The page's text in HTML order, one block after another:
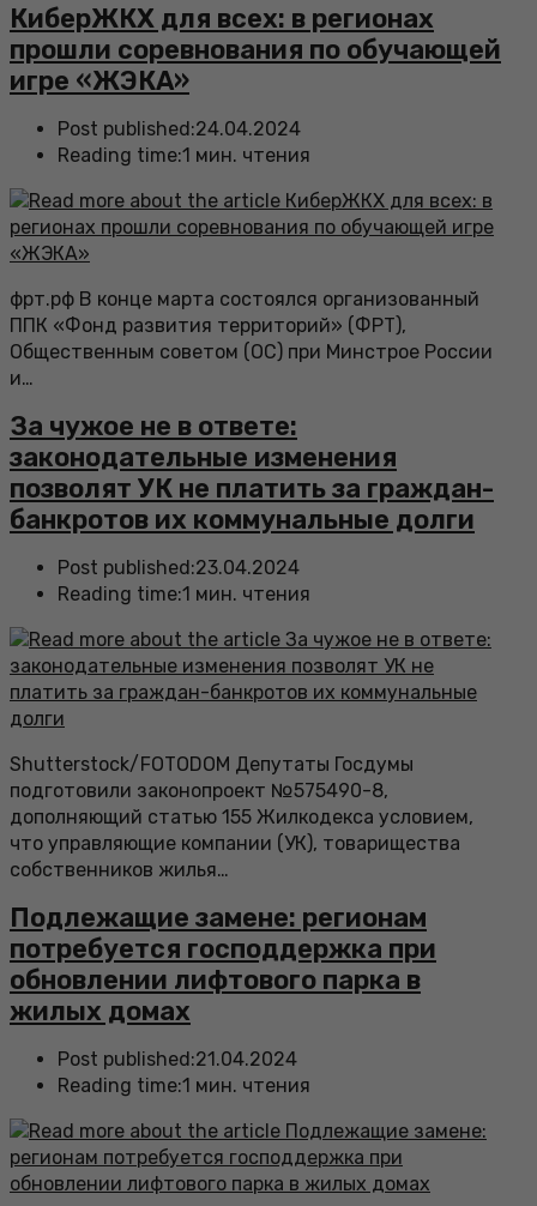
КиберЖКХ для всех: в регионах
прошли соревнования по обучающей
игре «ЖЭКА»
Post published:24.04.2024
Reading time:1 мин. чтения
фрт.рф В конце марта состоялся организованный
ППК «Фонд развития территорий» (ФРТ),
Общественным советом (ОС) при Минстрое России
и…
За чужое не в ответе:
законодательные изменения
позволят УК не платить за граждан-
банкротов их коммунальные долги
Post published:23.04.2024
Reading time:1 мин. чтения
Shutterstock/FOTODOM Депутаты Госдумы
подготовили законопроект №575490-8,
дополняющий статью 155 Жилкодекса условием,
что управляющие компании (УК), товарищества
собственников жилья…
Подлежащие замене: регионам
потребуется господдержка при
обновлении лифтового парка в
жилых домах
Post published:21.04.2024
Reading time:1 мин. чтения